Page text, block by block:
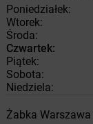
Poniedziałek:
Wtorek:
Środa:
Czwartek:
Piątek:
Sobota:
Niedziela:
Żabka Warszawa